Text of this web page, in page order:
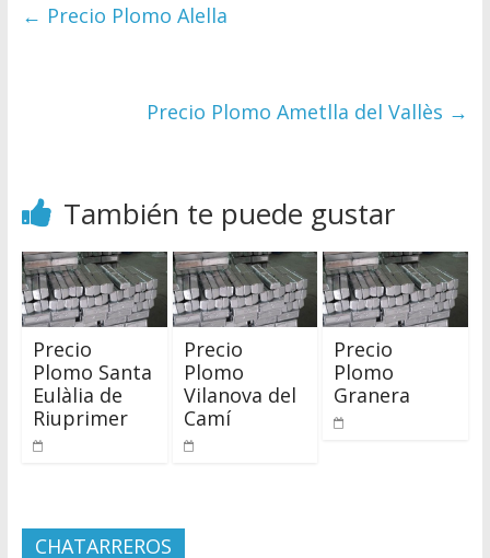
← Precio Plomo Alella
Precio Plomo Ametlla del Vallès →
También te puede gustar
Precio
Plomo Santa
Eulàlia de
Riuprimer
Precio
Plomo
Vilanova del
Camí
Precio
Plomo
Granera
CHATARREROS